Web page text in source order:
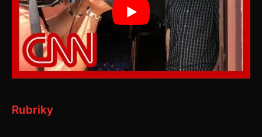
Rubriky